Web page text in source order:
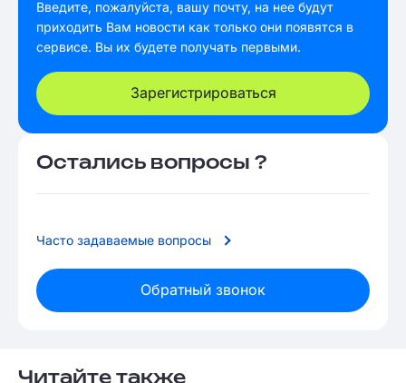
Введите, пожалуйста, вашу почту, на нее будут
приходить Вам новости как только они появятся в
сервисе. Вы их будете получать первыми.
Зарегистрироваться
Остались вопросы ?
Часто задаваемые вопросы
Обратный звонок
Читайте также